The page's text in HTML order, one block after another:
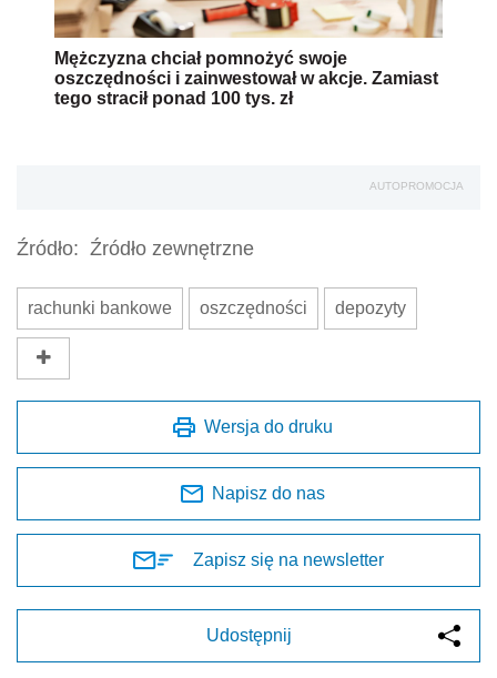
Mężczyzna chciał pomnożyć swoje
oszczędności i zainwestował w akcje. Zamiast
tego stracił ponad 100 tys. zł
AUTOPROMOCJA
Źródło: Źródło zewnętrzne
rachunki bankowe oszczędności depozyty
Wersja do druku
Napisz do nas
Zapisz się na newsletter
Udostępnij